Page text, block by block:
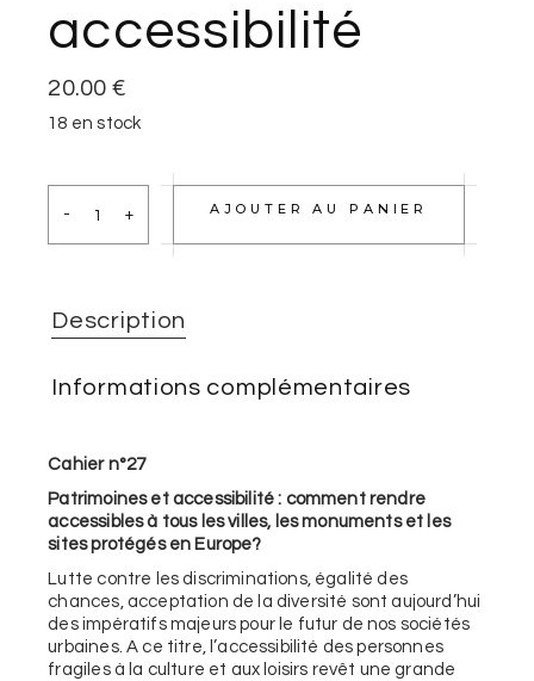
accessibilité
20.00 €
18 en stock
AJOUTER AU PANIER
Description
Informations complémentaires
Cahier n°27
Patrimoines et accessibilité : comment rendre
accessibles à tous les villes, les monuments et les
sites protégés en Europe?
Lutte contre les discriminations, égalité des
chances, acceptation de la diversité sont aujourd’hui
des impératifs majeurs pour le futur de nos sociétés
urbaines. A ce titre, l’accessibilité des personnes
fragiles à la culture et aux loisirs revêt une grande